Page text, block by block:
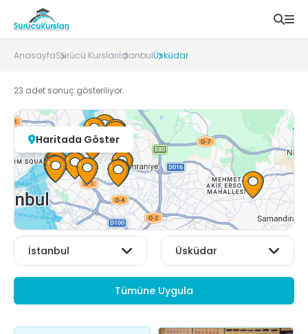
AnasayfaSürücü KurslarıİstanbulÜsküdar
23 adet sonuç gösteriliyor.
Haritada Göster
Tümüne Uygula